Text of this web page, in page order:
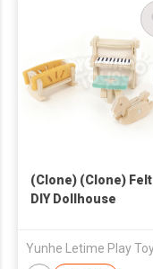
(Clone) (Clone) Felt
DIY Dollhouse